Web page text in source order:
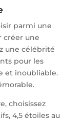
parmi une
créer une
une célébrité
pour les
et inoubliable.
choisissez
4,5 étoiles au